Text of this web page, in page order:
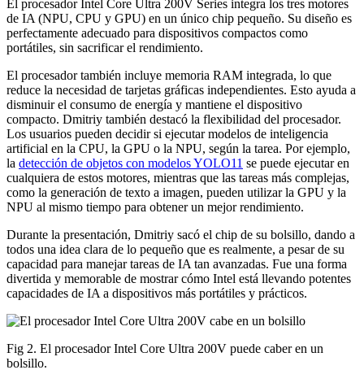
El procesador Intel Core Ultra 200V Series integra los tres motores
de IA (NPU, CPU y GPU) en un único chip pequeño. Su diseño es
perfectamente adecuado para dispositivos compactos como
portátiles, sin sacrificar el rendimiento.
El procesador también incluye memoria RAM integrada, lo que
reduce la necesidad de tarjetas gráficas independientes. Esto ayuda a
disminuir el consumo de energía y mantiene el dispositivo
compacto. Dmitriy también destacó la flexibilidad del procesador.
Los usuarios pueden decidir si ejecutar modelos de inteligencia
artificial en la CPU, la GPU o la NPU, según la tarea. Por ejemplo,
la detección de objetos con modelos YOLO11 se puede ejecutar en
cualquiera de estos motores, mientras que las tareas más complejas,
como la generación de texto a imagen, pueden utilizar la GPU y la
NPU al mismo tiempo para obtener un mejor rendimiento.
Durante la presentación, Dmitriy sacó el chip de su bolsillo, dando a
todos una idea clara de lo pequeño que es realmente, a pesar de su
capacidad para manejar tareas de IA tan avanzadas. Fue una forma
divertida y memorable de mostrar cómo Intel está llevando potentes
capacidades de IA a dispositivos más portátiles y prácticos.
Fig 2. El procesador Intel Core Ultra 200V puede caber en un
bolsillo.